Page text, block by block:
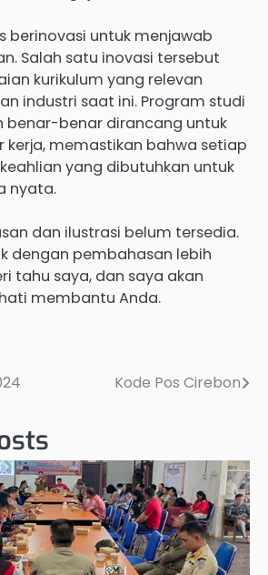
berinovasi untuk menjawab
Salah satu inovasi tersebut
kurikulum yang relevan
industri saat ini. Program studi
benar-benar dirancang untuk
kerja, memastikan bahwa setiap
yang dibutuhkan untuk
nyata.
dan ilustrasi belum tersedia.
dengan pembahasan lebih
tahu saya, dan saya akan
membantu Anda.
Kode Pos Cirebon